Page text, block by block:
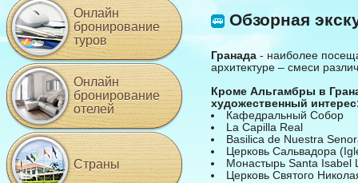
Обзорная
Гранада - наиболее
архитектуре – смеси
Кроме Альгамбры в
художественный
Кафедральный Собор
La Capilla Real
Basilica de Nuestra
Церковь Сальвадора
Монастырь Santa Isabel
Церковь Святого
Онлайн
бронирование
туров
Онлайн
бронирование
отелей
Страны